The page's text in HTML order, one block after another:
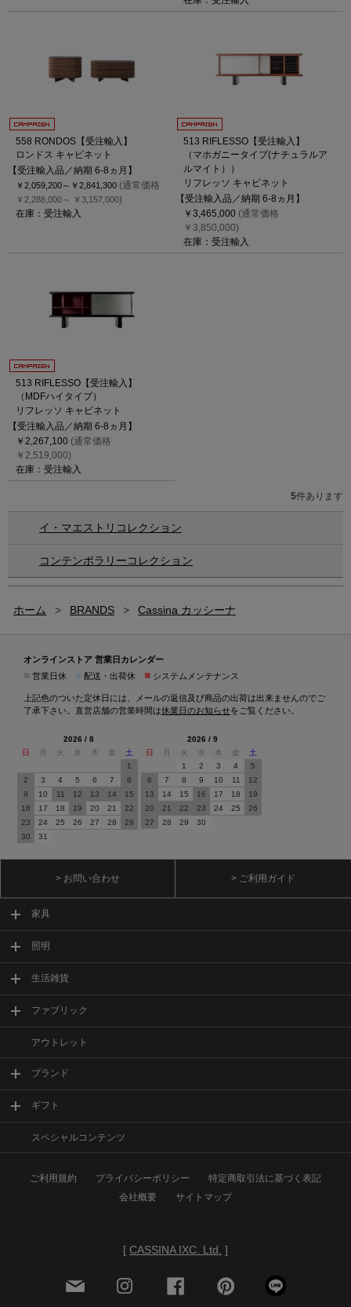
558 RONDOS【受注輸入】
ロンドス キャビネット
【受注輸入品／納期 6-8ヵ月】
￥2,059,200～ ￥2,841,300 (通常価格
￥2,288,000～ ￥3,157,000)
在庫：受注輸入
513 RIFLESSO【受注輸入】
（マホガニータイプ(ナチュラルア
ルマイト））
リフレッソ キャビネット
【受注輸入品／納期 6-8ヵ月】
￥3,465,000 (通常価格
￥3,850,000)
在庫：受注輸入
513 RIFLESSO【受注輸入】
（MDFハイタイプ）
リフレッソ キャビネット
【受注輸入品／納期 6-8ヵ月】
￥2,267,100 (通常価格
￥2,519,000)
在庫：受注輸入
5件あります
イ・マエストリコレクション
コンテンポラリーコレクション
ホーム > BRANDS > Cassina カッシーナ
オンラインストア 営業日カレンダー
営業日休 配送・出荷休 ■ システムメンテナンス
上記色のついた定休日には、メールの返信及び商品の出荷は出来ませんのでご
了承下さい。直営店舗の営業時間は休業日のお知らせをご覧ください。
2026 / 8
日
月 火 水 木 金
土
1
2
3 4 5 6 7
8
9
10 11 12 13 14
15
16
17 18 19 20 21
22
23
24 25 26 27 28
29
30
31
2026 / 9
日
月 火 水 木 金
土
1
2 3 4
5
6
7 8 9 10 11
12
13
14 15 16 17 18
19
20
21 22 23 24 25
26
27
28 29 30
> お問い合わせ > ご利用ガイド
家具
照明
生活雑貨
ファブリック
アウトレット
ブランド
ギフト
スペシャルコンテンツ
ご利用規約 プライバシーポリシー
特定商取引法に基づく表記
会社概要
サイトマップ
[ CASSINA IXC. Ltd. ]